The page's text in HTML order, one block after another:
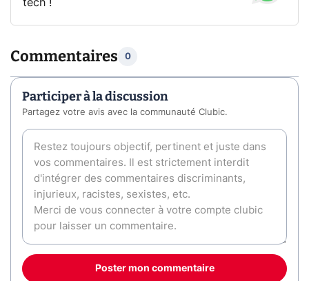
tech !
Commentaires 0
Participer à la discussion
Partagez votre avis avec la communauté Clubic.
Poster mon commentaire